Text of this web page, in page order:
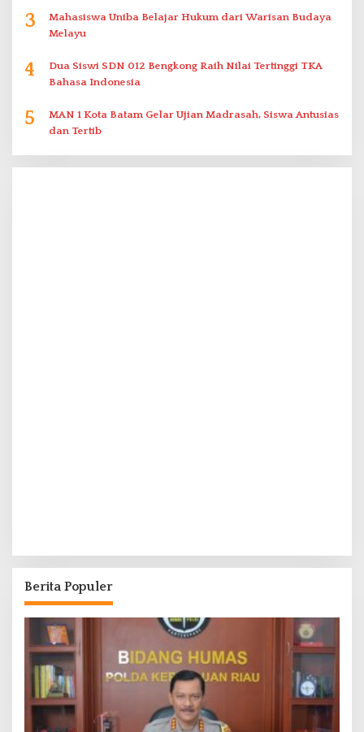
3
Mahasiswa Uniba Belajar Hukum dari Warisan Budaya
Melayu
4
Dua Siswi SDN 012 Bengkong Raih Nilai Tertinggi TKA
Bahasa Indonesia
5
MAN 1 Kota Batam Gelar Ujian Madrasah, Siswa Antusias
dan Tertib
Berita Populer